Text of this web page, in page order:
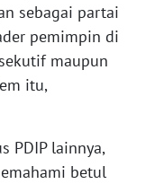
sebagai partai
pemimpin di
maupun
itu,
PDIP lainnya,
betul